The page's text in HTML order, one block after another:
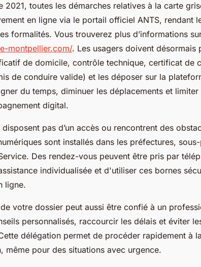
2021, toutes les démarches relatives à la carte
en ligne via le portail officiel ANTS, rendant
formalités. Vous trouverez plus d’informations
montpellier.com/. Les usagers doivent désormais
de domicile, contrôle technique, certificat de
de conduire valide) et les déposer sur la
du temps, diminuer les déplacements et limiter
digital.
pas d’un accès ou rencontrent des
sont installés dans les préfectures,
Des rendez-vous peuvent être pris par
individualisée et d'utiliser ces bornes
ligne.
de votre dossier peut aussi être confié à un
personnalisés, raccourcir les délais et éviter
délégation permet de procéder rapidement à
même pour des situations avec urgence.